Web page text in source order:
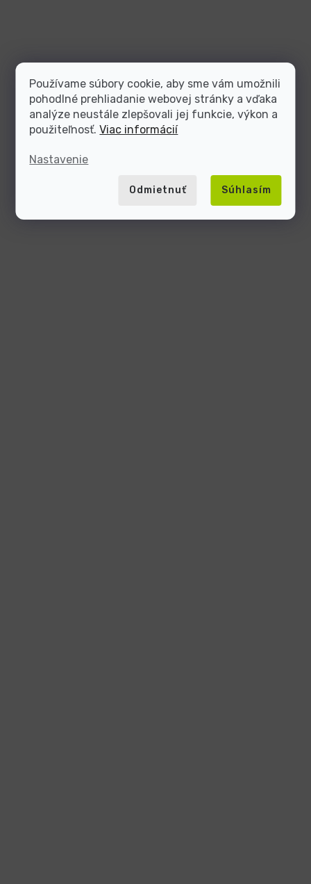
Používame súbory cookie, aby sme vám umožnili
pohodlné prehliadanie webovej stránky a vďaka
analýze neustále zlepšovali jej funkcie, výkon a
použiteľnosť.Viac informácií
Nastavenie
Odmietnuť Súhlasím